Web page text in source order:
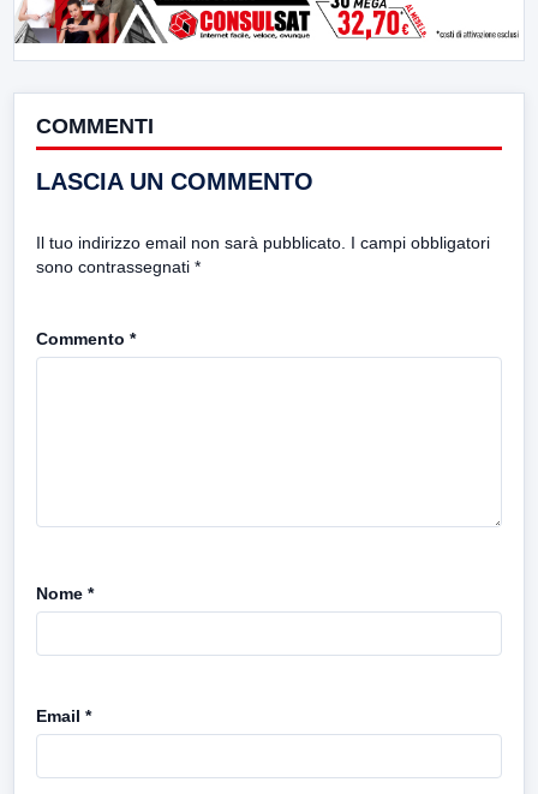
COMMENTI
LASCIA UN COMMENTO
Il tuo indirizzo email non sarà pubblicato. I campi obbligatori
sono contrassegnati *
Commento *
Nome *
Email *